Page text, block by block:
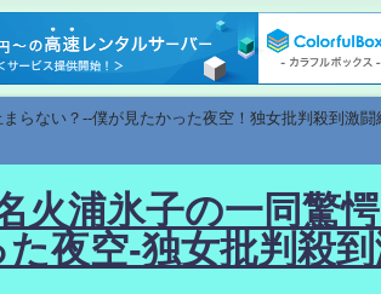
らない？--僕が見たかった夜空！独女批判殺到激
火浦氷子の一同驚
夜空-独女批判殺